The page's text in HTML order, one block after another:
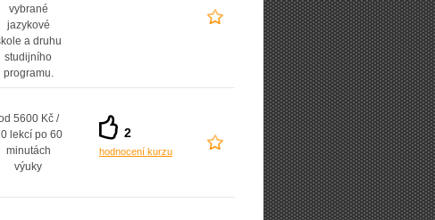
vybrané
jazykové
a druhu
studijního
programu.
5600 Kč /
lekcí po 60
minutách
výuky
2
hodnocení kurzu